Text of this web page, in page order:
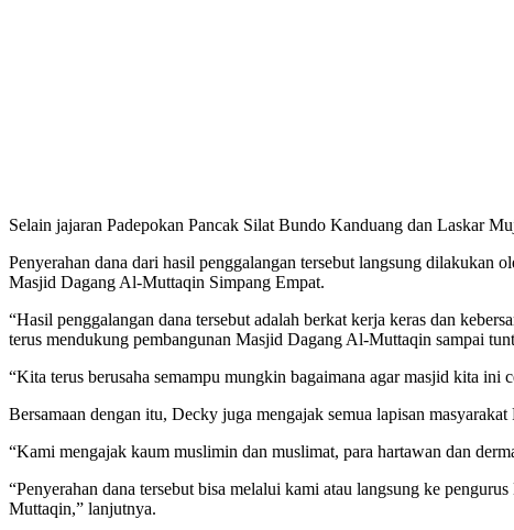
Selain jajaran Padepokan Pancak Silat Bundo Kanduang dan Laskar
Penyerahan dana dari hasil penggalangan tersebut langsung
Masjid Dagang Al-Muttaqin Simpang Empat.
“Hasil penggalangan dana tersebut adalah berkat kerja keras dan
terus mendukung pembangunan Masjid Dagang Al-Muttaqin sampai
“Kita terus berusaha semampu mungkin bagaimana agar masjid kita ini
Bersamaan dengan itu, Decky juga mengajak semua lapisan
“Kami mengajak kaum muslimin dan muslimat, para hartawan dan
“Penyerahan dana tersebut bisa melalui kami atau langsung ke
Muttaqin,” lanjutnya.